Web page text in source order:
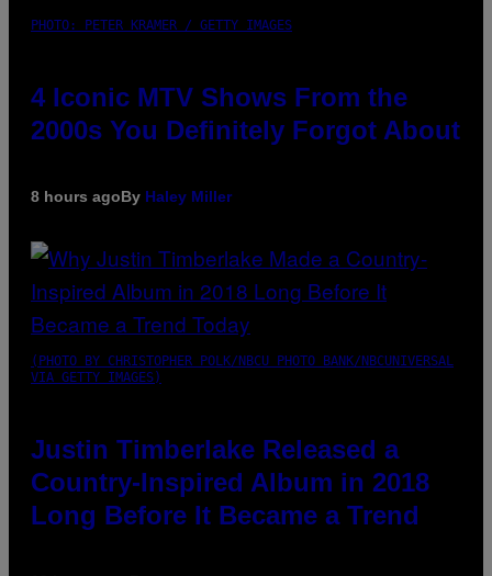
PHOTO: PETER KRAMER / GETTY IMAGES
4 Iconic MTV Shows From the
2000s You Definitely Forgot About
8 hours agoBy Haley Miller
(PHOTO BY CHRISTOPHER POLK/NBCU PHOTO BANK/NBCUNIVERSAL
VIA GETTY IMAGES)
Justin Timberlake Released a
Country-Inspired Album in 2018
Long Before It Became a Trend